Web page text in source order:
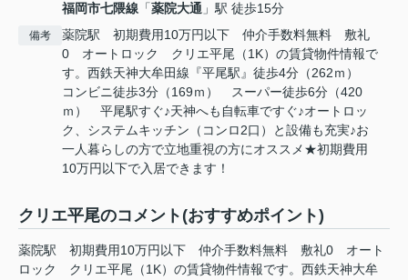
福岡市七隈線 「薬院大通 」駅 徒歩15分
備考
薬院駅 初期費用10万円以下 仲介手数料無料 敷礼
0 オートロック クリエ平尾（1K）の賃貸物件情報で
す。西鉄天神大牟田線『平尾駅』徒歩4分（262ｍ）
コンビニ徒歩3分（169ｍ） スーパー徒歩6分（420
ｍ） 平尾駅すぐ♪天神へも自転車ですぐ♪オートロッ
ク、システムキッチン（コンロ2口）と設備も充実♪お
一人暮らしの方で立地重視の方にオススメ★初期費用
10万円以下で入居できます！
クリエ平尾のコメント(おすすめポイント)
薬院駅 初期費用10万円以下 仲介手数料無料 敷礼0 オート
ロック クリエ平尾（1K）の賃貸物件情報です。西鉄天神大牟